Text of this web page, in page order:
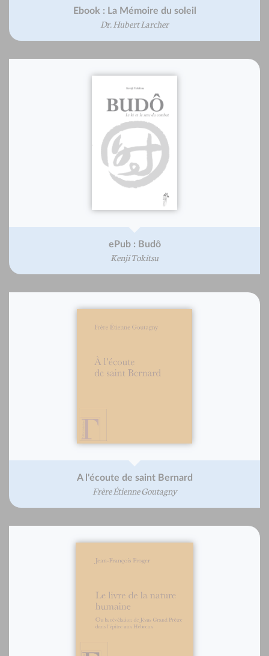
Ebook : La Mémoire du soleil
Dr. Hubert Larcher
ePub : Budô
Kenji Tokitsu
A l'écoute de saint Bernard
Frère Étienne Goutagny